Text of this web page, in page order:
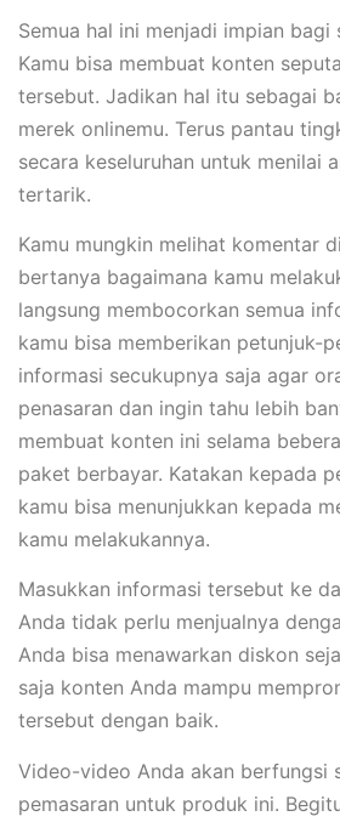
Semua hal ini menjadi impian bagi
Kamu bisa membuat konten
tersebut. Jadikan hal itu sebagai
merek onlinemu. Terus pantau
secara keseluruhan untuk menilai
tertarik.
Kamu mungkin melihat komentar
bertanya bagaimana kamu
langsung membocorkan semua
kamu bisa memberikan petunjuk-
informasi secukupnya saja agar
penasaran dan ingin tahu lebih
membuat konten ini selama
paket berbayar. Katakan kepada
kamu bisa menunjukkan kepada
kamu melakukannya.
Masukkan informasi tersebut ke
Anda tidak perlu menjualnya
Anda bisa menawarkan diskon
saja konten Anda mampu
tersebut dengan baik.
Video-video Anda akan berfungsi
pemasaran untuk produk ini.